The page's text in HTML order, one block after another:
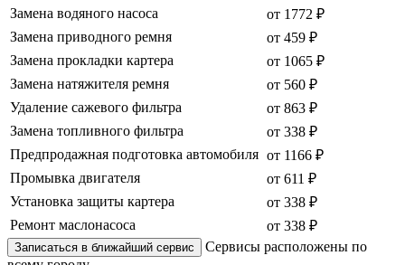
Замена водяного насоса
от 1772 ₽
Замена приводного ремня
от 459 ₽
Замена прокладки картера
от 1065 ₽
Замена натяжителя ремня
от 560 ₽
Удаление сажевого фильтра
от 863 ₽
Замена топливного фильтра
от 338 ₽
Предпродажная подготовка автомобиля от 1166 ₽
Промывка двигателя
от 611 ₽
Установка защиты картера
от 338 ₽
Ремонт маслонасоса
от 338 ₽
Записаться в ближайший сервис
Сервисы расположены по